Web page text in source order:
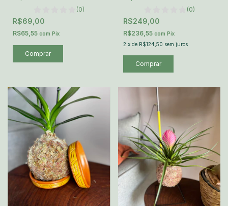
(0)
R$69,00
R$65,55 com Pix
Comprar
(0)
R$249,00
R$236,55 com Pix
2 x de R$124,50 sem juros